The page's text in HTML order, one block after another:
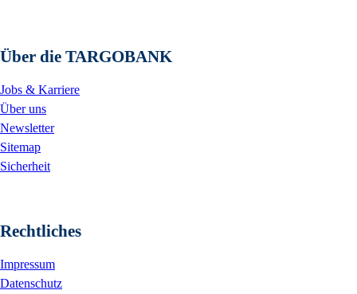
Über die TARGOBANK
Jobs & Karriere
Über uns
Newsletter
Sitemap
Sicherheit
Rechtliches
Impressum
Datenschutz